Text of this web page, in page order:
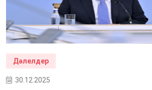
Дәлелдер
30.12.2025